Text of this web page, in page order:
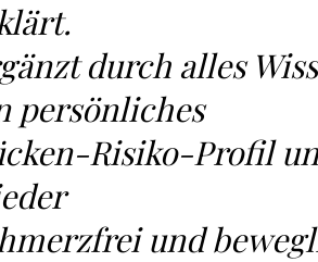
durch alles
persönliches
Risiko-Profil
und